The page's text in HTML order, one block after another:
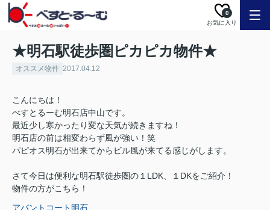
お気に入り
0
★明石駅徒歩圏ピカピカ物件★
オススメ物件 2017.04.12
こんにちは！
べすとるーむ明石店中山です。
最近少し寒かったり変な天気が続きますね！
明石店の前は相変わらず風が強い！笑
パピオス明石が出来てからビル風が来てる感じがします。
さて今日は便利な明石駅徒歩圏の１LDK、１DKをご紹介！
物件の方がこちら！
アバントコート明石